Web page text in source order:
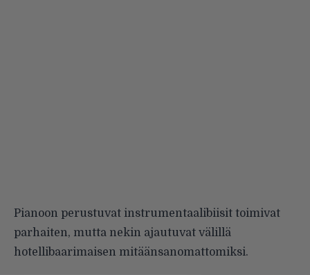
Pianoon perustuvat instrumen­taalibiisit toimivat
parhaiten, mutta nekin ajautuvat välillä
hotellibaari­maisen mitäänsanomattomiksi.